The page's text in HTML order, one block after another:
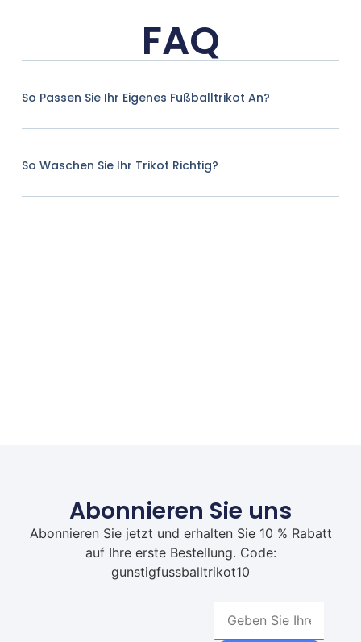
FAQ
So Passen Sie Ihr Eigenes Fußballtrikot An?
So Waschen Sie Ihr Trikot Richtig?
Abonnieren Sie uns
Abonnieren Sie jetzt und erhalten Sie 10 % Rabatt
auf Ihre erste Bestellung. Code:
gunstigfussballtrikot10